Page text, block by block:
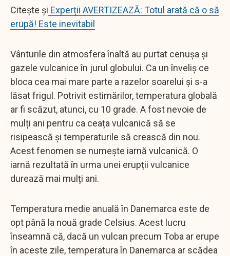
Citește și Experții AVERTIZEAZĂ: Totul arată că o să
erupă! Este inevitabil
Vânturile din atmosfera înaltă au purtat cenușa și
gazele vulcanice în jurul globului. Ca un înveliș ce
bloca cea mai mare parte a razelor soarelui și s-a
lăsat frigul. Potrivit estimărilor, temperatura globală
ar fi scăzut, atunci, cu 10 grade. A fost nevoie de
mulți ani pentru ca ceața vulcanică să se
risipească și temperaturile să crească din nou.
Acest fenomen se numește iarnă vulcanică. O
iarnă rezultată în urma unei erupții vulcanice
durează mai mulți ani.
Temperatura medie anuală în Danemarca este de
opt până la nouă grade Celsius. Acest lucru
înseamnă că, dacă un vulcan precum Toba ar erupe
în aceste zile, temperatura în Danemarca ar scădea